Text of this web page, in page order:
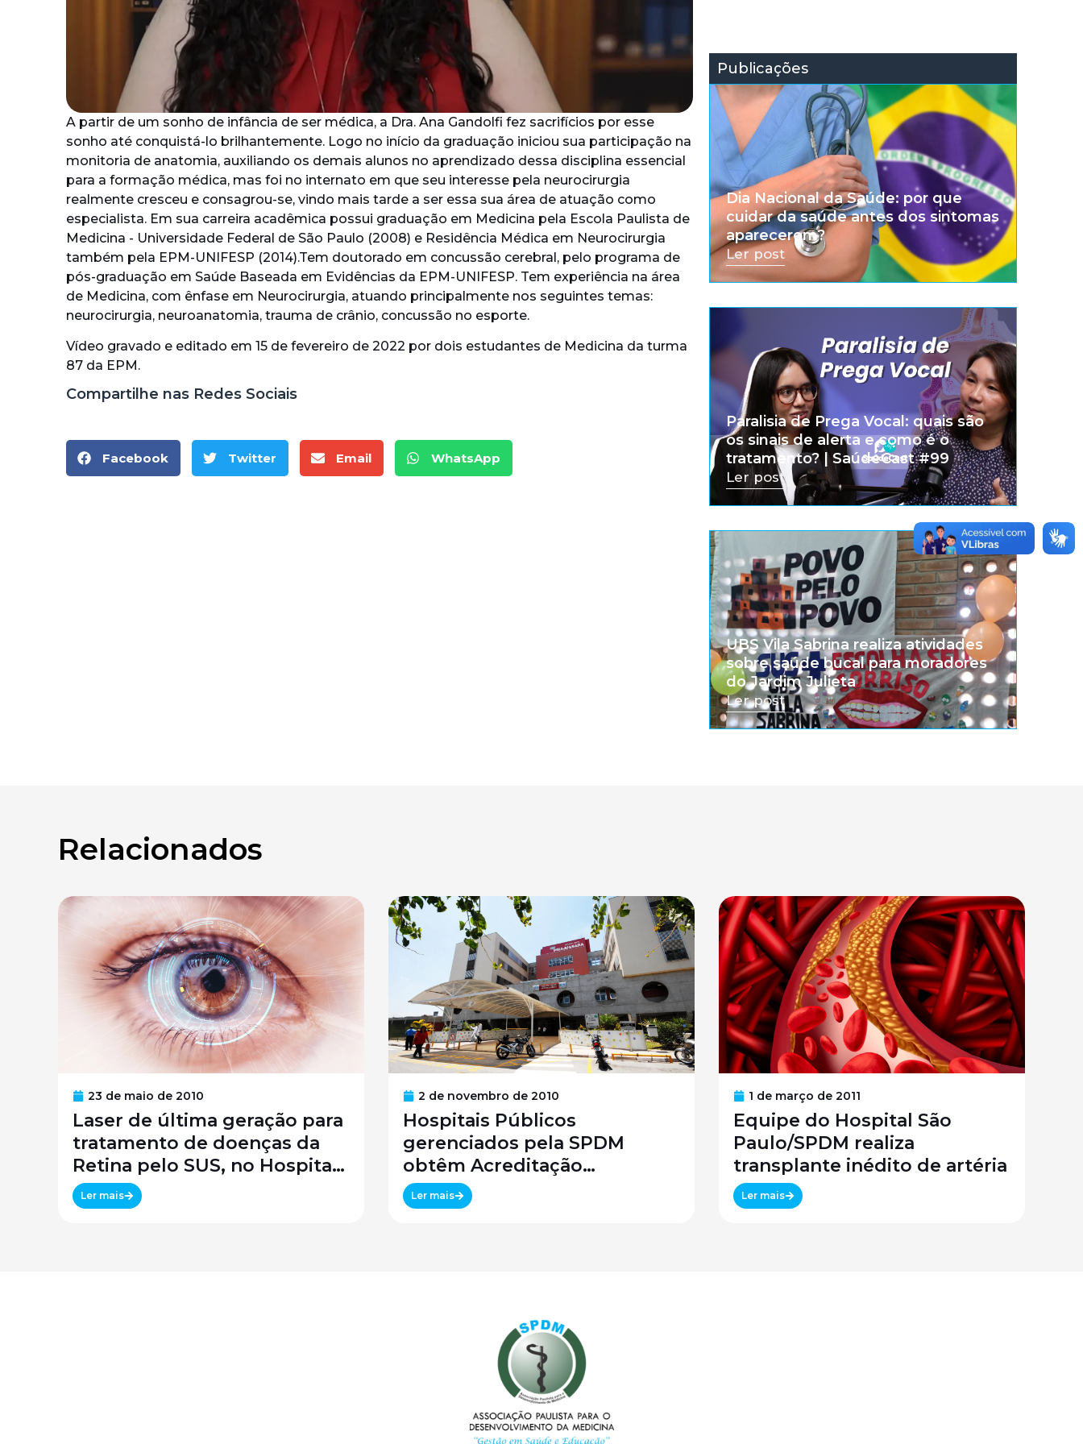
A partir de um sonho de infância de ser médica, a Dra. Ana Gandolfi fez sacrifícios por esse
sonho até conquistá-lo brilhantemente. Logo no início da graduação iniciou sua participação na
monitoria de anatomia, auxiliando os demais alunos no aprendizado dessa disciplina essencial
para a formação médica, mas foi no internato em que seu interesse pela neurocirurgia
realmente cresceu e consagrou-se, vindo mais tarde a ser essa sua área de atuação como
especialista. Em sua carreira acadêmica possui graduação em Medicina pela Escola Paulista de
Medicina - Universidade Federal de São Paulo (2008) e Residência Médica em Neurocirurgia
também pela EPM-UNIFESP (2014).Tem doutorado em concussão cerebral, pelo programa de
pós-graduação em Saúde Baseada em Evidências da EPM-UNIFESP. Tem experiência na área
de Medicina, com ênfase em Neurocirurgia, atuando principalmente nos seguintes temas:
neurocirurgia, neuroanatomia, trauma de crânio, concussão no esporte.
Vídeo gravado e editado em 15 de fevereiro de 2022 por dois estudantes de Medicina da turma
87 da EPM.
Compartilhe nas Redes Sociais
Facebook Twitter Email WhatsApp
Publicações
Dia Nacional da Saúde: por que
cuidar da saúde antes dos sintomas
aparecerem?
Ler post
Paralisia de Prega Vocal: quais são
os sinais de alerta e como é o
tratamento? | SaúdeCast #99
Ler post
UBS Vila Sabrina realiza atividades
sobre saúde bucal para moradores
do Jardim Julieta
Ler post
Relacionados
23 de maio de 2010
Laser de última geração para
tratamento de doenças da
Retina pelo SUS, no Hospital
São Paulo / SPDM / UNIFESP
Ler mais
2 de novembro de 2010
Hospitais Públicos
gerenciados pela SPDM
obtêm Acreditação
Canadense
Ler mais
1 de março de 2011
Equipe do Hospital São
Paulo/SPDM realiza
transplante inédito de artéria
Ler mais